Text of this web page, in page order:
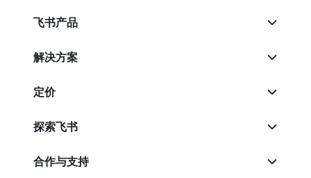
飞书产品
解决方案
定价
探索飞书
合作与支持